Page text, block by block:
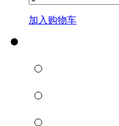
加入购物车